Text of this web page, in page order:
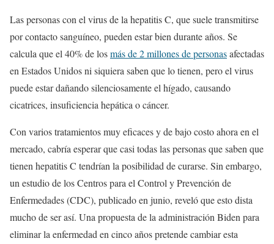
Las personas con el virus de la hepatitis C, que suele transmitirse
por contacto sanguíneo, pueden estar bien durante años. Se
calcula que el 40% de losmás de 2 millones de personasafectadas
en Estados Unidos ni siquiera saben que lo tienen, pero el virus
puede estar dañando silenciosamente el hígado, causando
cicatrices, insuficiencia hepática o cáncer.
Con varios tratamientos muy eficaces y de bajo costo ahora en el
mercado, cabría esperar que casi todas las personas que saben que
tienen hepatitis C tendrían la posibilidad de curarse. Sin embargo,
un estudio de los Centros para el Control y Prevención de
Enfermedades (CDC), publicado en junio, reveló que esto dista
mucho de ser así. Una propuesta de la administración Biden para
eliminar la enfermedad en cinco años pretende cambiar esta